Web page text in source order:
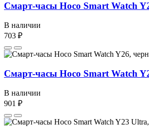
Смарт-часы Hoco Smart Watch
В наличии
703 ₽
Смарт-часы Hoco Smart Watch
В наличии
901 ₽